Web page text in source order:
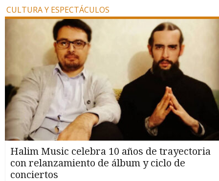
CULTURA Y ESPECTÁCULOS
Halim Music celebra 10 años de trayectoria
con relanzamiento de álbum y ciclo de
conciertos